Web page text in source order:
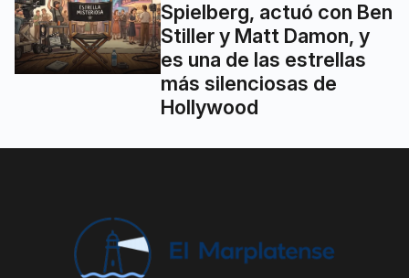
Spielberg, actuó con Ben
Stiller y Matt Damon, y
es una de las estrellas
más silenciosas de
Hollywood